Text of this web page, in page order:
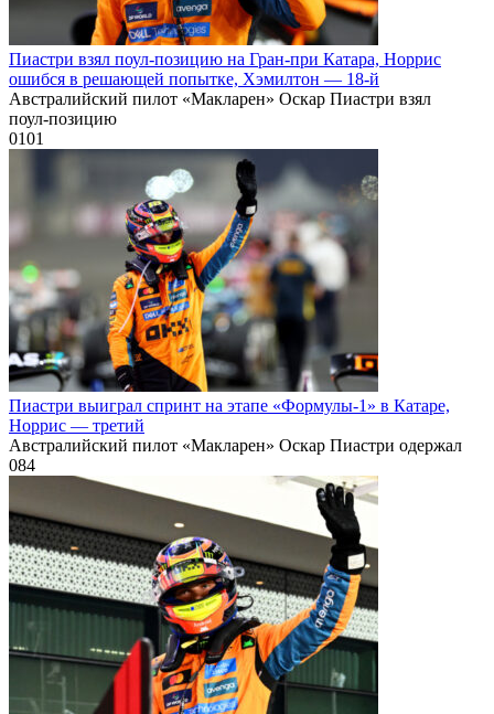
Пиастри взял поул‑позицию на Гран‑при Катара, Норрис
ошибся в решающей попытке, Хэмилтон — 18‑й
Австралийский пилот «Макларен» Оскар Пиастри взял
поул‑позицию
0101
Пиастри выиграл спринт на этапе «Формулы‑1» в Катаре,
Норрис — третий
Австралийский пилот «Макларен» Оскар Пиастри одержал
084